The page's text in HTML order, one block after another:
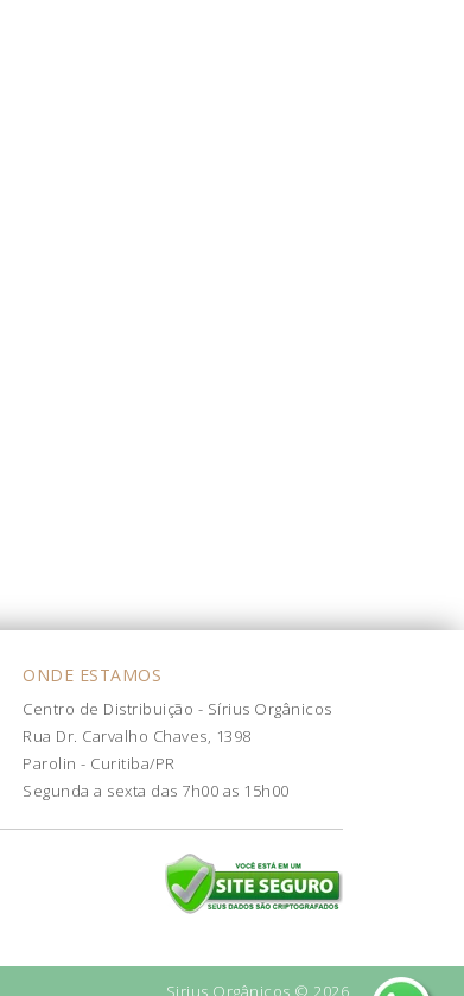
ONDE ESTAMOS
Centro de Distribuição - Sírius Orgânicos
Rua Dr. Carvalho Chaves, 1398
Parolin - Curitiba/PR
Segunda a sexta das 7h00 as 15h00
Sirius Orgânicos © 2026